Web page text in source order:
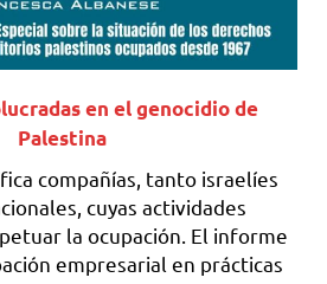
en el genocidio de
Palestina
compañías, tanto israelíes
cuyas actividades
la ocupación. El informe
empresarial en prácticas